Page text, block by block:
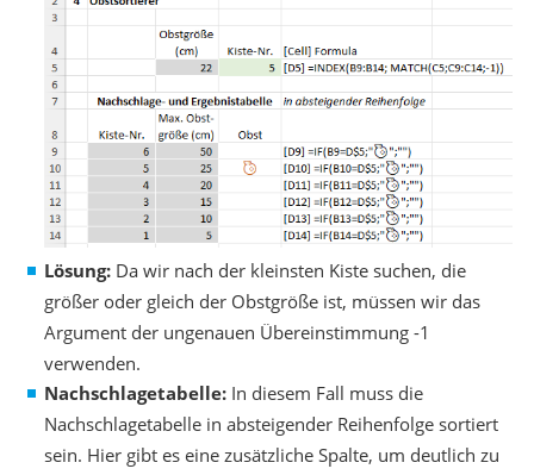
Lösung: Da wir nach der kleinsten Kiste suchen, die
größer oder gleich der Obstgröße ist, müssen wir das
Argument der ungenauen Übereinstimmung -1
verwenden.
Nachschlagetabelle: In diesem Fall muss die
Nachschlagetabelle in absteigender Reihenfolge sortiert
sein. Hier gibt es eine zusätzliche Spalte, um deutlich zu